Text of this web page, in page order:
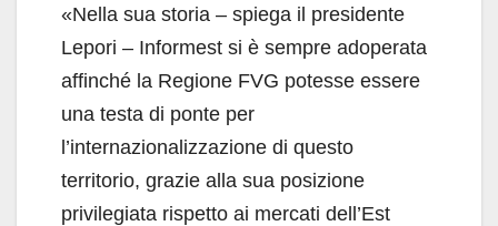
«Nella sua storia – spiega il presidente
Lepori – Informest si è sempre adoperata
affinché la Regione FVG potesse essere
una testa di ponte per
l’internazionalizzazione di questo
territorio, grazie alla sua posizione
privilegiata rispetto ai mercati dell’Est